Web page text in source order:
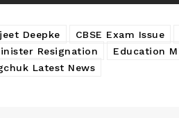
Deepke CBSE Exam Issue
Resignation
Education
Latest News